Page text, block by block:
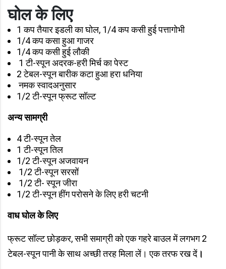
घोल के लिए
1 कप तैयार इडली का घोल, 1/4 कप कसी हुई पत्तागोभी
1/4 कप कसा हुआ गाजर
1/4 कप कसी हुई लौकी
1 टी-स्पून अदरक-हरी मिर्च का पेस्ट
2 टेबल-स्पून बारीक कटा हुआ हरा धनिया
नमक स्वादअनुसार
1/2 टी-स्पून फ्रूट सॉल्ट
अन्य सामग्री
4 टी-स्पून तेल
1 टी-स्पून तिल
1/2 टी-स्पून अजवायन
1/2 टी-स्पून सरसों
1/2 टी- स्पून जीरा
1/2 टी-स्पून हींग परोसने के लिए हरी चटनी
वाध घोल के लिए
फ्रूट सॉल्ट छोड़कर, सभी समाग्री को एक गहरे बाउल में लगभग 2
टेबल-स्पून पानी के साथ अच्छी तरह मिला लें। एक तरफ रख दें।